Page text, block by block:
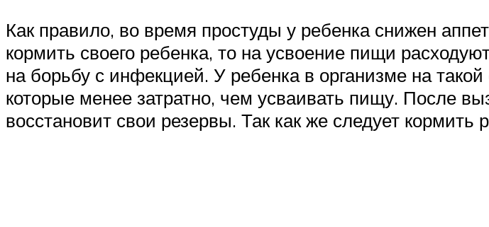
Как правило, во время простуды у ребенка снижен
кормить своего ребенка, то на усвоение пищи
на борьбу с инфекцией. У ребенка в организме на
которые менее затратно, чем усваивать пищу. После
восстановит свои резервы. Так как же следует кормить